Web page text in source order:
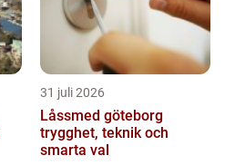
31 juli 2026
Låssmed göteborg
trygghet, teknik och
smarta val